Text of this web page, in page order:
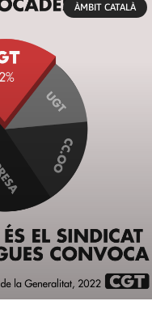
ÀMBIT CATALÀ